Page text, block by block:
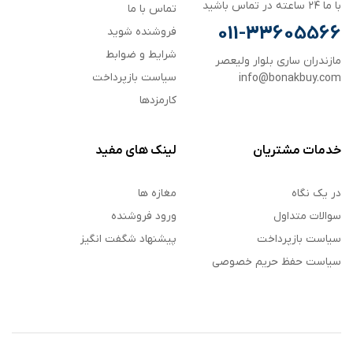
با ما ۲۴ ساعته در تماس باشید
011-33605566
مازندران ساری بلوار ولیعصر
info@bonakbuy.com
تماس با ما
فروشنده شوید
شرایط و ضوابط
سیاست بازپرداخت
کارمزدها
خدمات مشتریان
در یک نگاه
سوالات متداول
سیاست بازپرداخت
سیاست حفظ حریم خصوصی
لینک های مفید
مغازه ها
ورود فروشنده
پیشنهاد شگفت انگیز